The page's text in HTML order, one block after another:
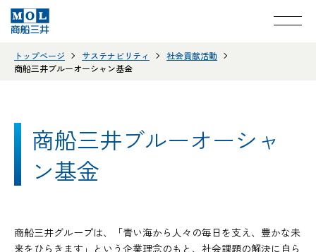
トップページ サステナビリティ
社会貢献活動
商船三井ブルーオーシャン基金
商船三井ブルーオーシャ
ン基金
商船三井グループは、「青い海から人々の毎日を支え、豊かな未
来をひらきます」という企業理念のもと、社会課題の解決に自ら